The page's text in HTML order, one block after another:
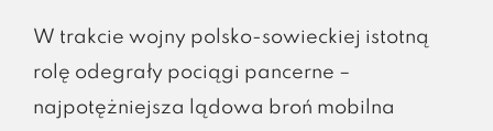
W trakcie wojny polsko-sowieckiej istotną
rolę odegrały pociągi pancerne –
najpotężniejsza lądowa broń mobilna